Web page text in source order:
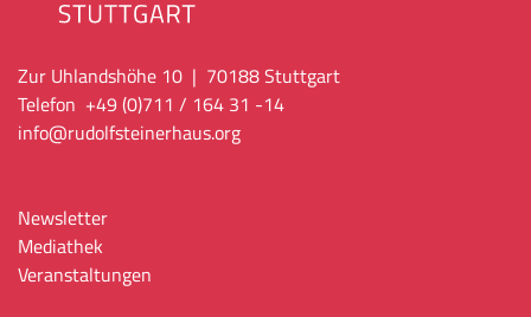
Zur Uhlandshöhe 10 | 70188 Stuttgart
Telefon +49 (0)711 / 164 31 -14
info@rudolfsteinerhaus.org
Newsletter
Mediathek
Veranstaltungen